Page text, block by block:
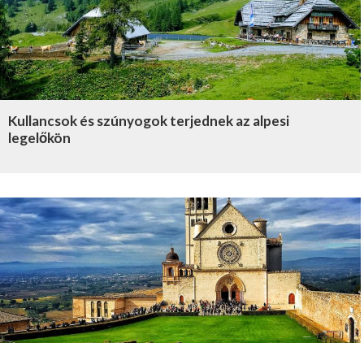
Kullancsok és szúnyogok terjednek az alpesi
legelőkön